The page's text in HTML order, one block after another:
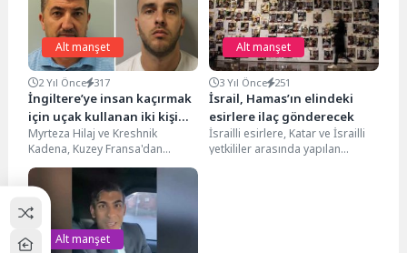
Alt manşet
2 Yıl Önce 317
İngiltere’ye insan kaçırmak
için uçak kullanan iki kişi
tutuklandı
Myrteza Hilaj ve Kreshnik
Kadena, Kuzey Fransa'dan
Essex'teki bir havaalanına
insanları kaçırmak için uçak
kullandıkları...
Alt manşet
3 Yıl Önce 251
İsrail, Hamas’ın elindeki
esirlere ilaç gönderecek
İsrailli esirlere, Katar ve İsrailli
yetkililer arasında yapılan
Alt manşet